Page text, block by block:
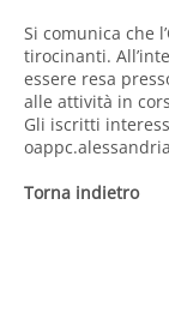
Si comunica che
tirocinanti.
essere resa
alle attività in
Gli iscritti
Torna indietro